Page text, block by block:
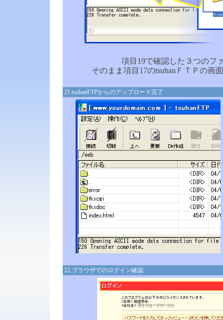
項目19で確認した３つのフ
そのまま項目17のtsuhanＦＴＰの画
21.tsuhanFTPからのアップロード完了
22.ブラウザでのログイン確認